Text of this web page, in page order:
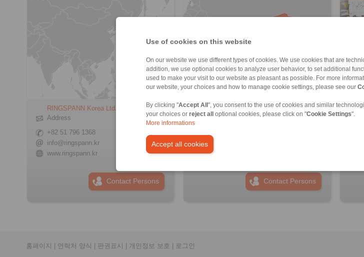
Use of cookies on this website
On our website we use different types of cookies. We use cookies that are
addition, we use optional cookies to analyze user behavior, to set additional
used to make your visit to our website as pleasant as possible. For more
our website, your choices and how to manage cookie settings, please see our
By clicking "Accept All ", you consent to the use of cookies and similar
your choices or reject all optional cookies, please click on "Cookie Settings".
More informations
Accept all cookies
RINGSPANN Korea Ltd.
Address
+82 51 796 1368
info@ringspann.kr
www.ringspann.kr
Contact Persons
RINGSPANN Turkey Güç Aktarim
Sistemleri Ticaret Limited Şirketi
+90 216 999 0 175
info@ringspann.tr
Contact Persons
홈페이지 연락처 양식 판권표시 개인정보 보호 로그인